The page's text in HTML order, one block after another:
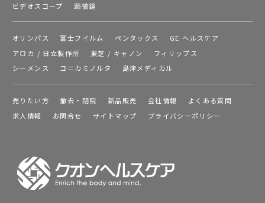
ビデオスコープ
顕微鏡
オリンパス 富士フイルム ペンタックス
GE ヘルスケア
アロカ / 日立製作所
東芝 / キャノン
フィリップス
シーメンス
コニカミノルタ 島津メディカル
売りたい方 撤去・閉院 新品販売 会社情報
よくある質問
求人情報
お問合せ サイトマップ プライバシーポリシー